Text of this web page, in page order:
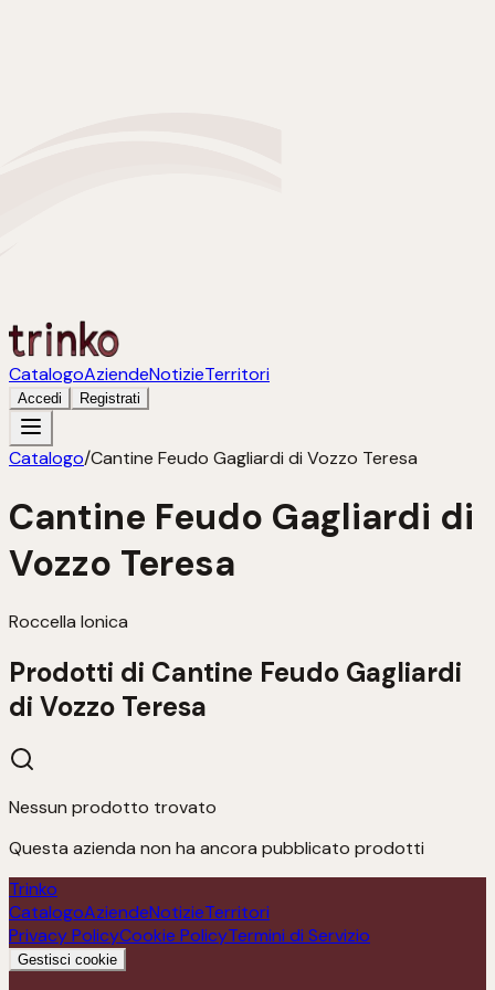
CatalogoAziendeNotizieTerritori
Accedi Registrati
Catalogo/Cantine Feudo Gagliardi di Vozzo Teresa
Cantine Feudo Gagliardi di
Vozzo Teresa
Roccella Ionica
Prodotti di Cantine Feudo Gagliardi
di Vozzo Teresa
Nessun prodotto trovato
Questa azienda non ha ancora pubblicato prodotti
Trinko
CatalogoAziendeNotizieTerritori
Privacy PolicyCookie PolicyTermini di Servizio
Gestisci cookie